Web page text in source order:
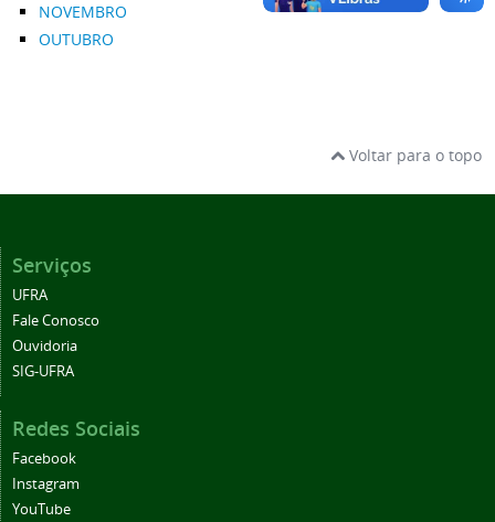
NOVEMBRO
OUTUBRO
Voltar para o topo
Serviços
UFRA
Fale Conosco
Ouvidoria
SIG-UFRA
Redes Sociais
Facebook
Instagram
YouTube